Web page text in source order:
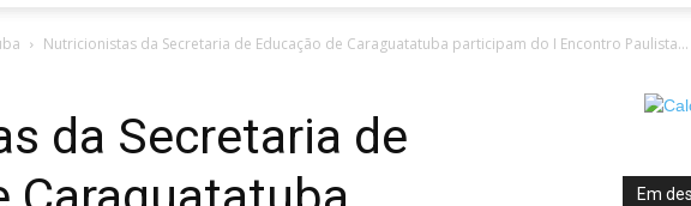
Nutricionistas da Secretaria de Educação de Caraguatatuba participam do I Encontro Paulista...
da Secretaria de
Em